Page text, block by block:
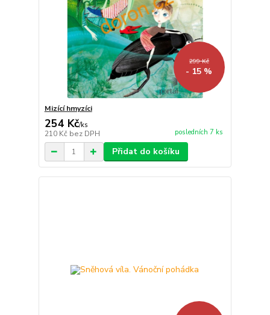
299 Kč
- 15 %
Mizící hmyzíci
254 Kč/ks
210 Kč bez DPH posledních 7 ks
Přidat do košíku